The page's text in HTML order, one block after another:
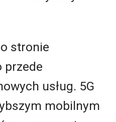
stronie
przede
usług. 5G
mobilnym